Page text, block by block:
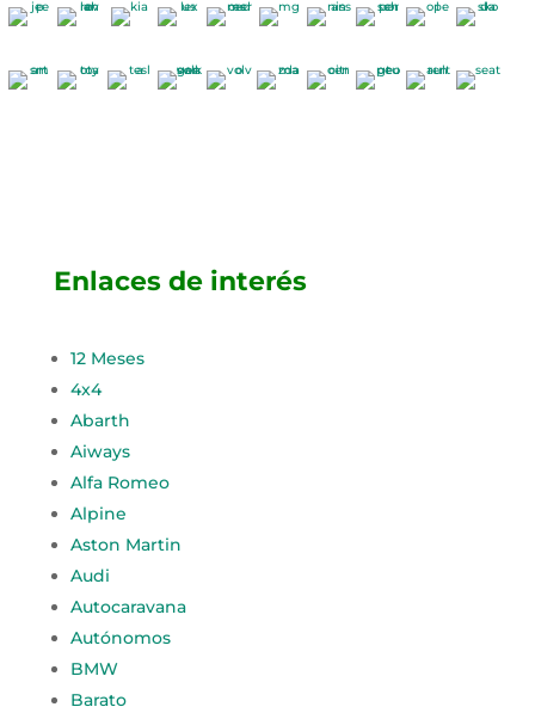
Enlaces de interés
12 Meses
4x4
Abarth
Aiways
Alfa Romeo
Alpine
Aston Martin
Audi
Autocaravana
Autónomos
BMW
Barato